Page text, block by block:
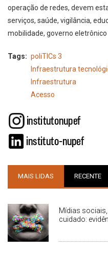
operação de redes, devem
serviços, saúde, vigilância,
mobilidade, governo
Tags
poliTICs 3
Infraestrutura
Infraestrutura
Acesso
MAIS LIDAS RECENTE
Mídias
cuidado: